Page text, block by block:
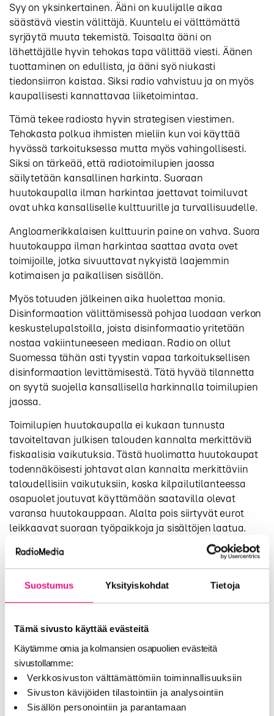
Suostumus Yksityiskohdat Tietoja
Tämä sivusto käyttää evästeitä
Käytämme omia ja kolmansien osapuolien evästeitä
sivustollamme:
Verkkosivuston välttämättömiin toiminnallisuuksiin
Sivuston kävijöiden tilastointiin ja analysointiin
Sisällön personointiin ja parantamaan
Syy on yksinkertainen. Ääni on kuulijalle aikaa
säästävä viestin välittäjä. Kuuntelu ei välttämättä
syrjäytä muuta tekemistä. Toisaalta ääni on
lähettäjälle hyvin tehokas tapa välittää viesti. Äänen
tuottaminen on edullista, ja ääni syö niukasti
tiedonsiirron kaistaa. Siksi radio vahvistuu ja on myös
kaupallisesti kannattavaa liiketoimintaa.
Tämä tekee radiosta hyvin strategisen viestimen.
Tehokasta polkua ihmisten mieliin kun voi käyttää
hyvässä tarkoituksessa mutta myös vahingollisesti.
Siksi on tärkeää, että radiotoimilupien jaossa
säilytetään kansallinen harkinta. Suoraan
huutokaupalla ilman harkintaa jaettavat toimiluvat
ovat uhka kansalliselle kulttuurille ja turvallisuudelle.
Angloamerikkalaisen kulttuurin paine on vahva. Suora
huutokauppa ilman harkintaa saattaa avata ovet
toimijoille, jotka sivuuttavat nykyistä laajemmin
kotimaisen ja paikallisen sisällön.
Myös totuuden jälkeinen aika huolettaa monia.
Disinformaa­tion välittämisessä pohjaa luodaan verkon
keskustelupalstoilla, joista disinformaatio yritetään
nostaa vakiintuneeseen mediaan. Radio on ollut
Suomessa tähän asti tyystin vapaa tarkoituksellisen
disinformaa­tion levittämisestä. Tätä hyvää tilannetta
on syytä suojella kansallisella harkinnalla toimi­lupien
jaossa.
Toimilupien huutokaupalla ei kukaan tunnusta
tavoiteltavan julkisen talouden kannalta merkittäviä
fiskaalisia vaikutuksia. Tästä huolimatta huutokaupat
todennäköisesti johtavat alan kannalta merkittäviin
talou­dellisiin vaikutuksiin, koska kilpailutilanteessa
osapuolet joutuvat käyttämään saatavilla olevat
varansa huutokauppaan. Alalta pois siirtyvät eurot
leikkaavat suoraan työpaikkoja ­ja sisältöjen laatua.
Huutokauppa on myös riski moninaisuudelle ja
paikallisuudelle, koska pienempi yleisöpohja tekee
niistä taloudelli­sesti erityisen haavoittuvaisia. Mikäli
toimiluvista joutuu huutokaupassa maksamaan
maailmanlaajuisesti ainutlaatuinen monipuolisuus ja
Kukaan ei ole esittänyt nyky­tilanteessa olevan
konkreettista ongelmaa. Nykyjärjestelmä toimii.
Valtioneuvostolla on mahdollisuus vaikuttaa
radiotarjontaan ja siihen, kenelle toimi­lupia